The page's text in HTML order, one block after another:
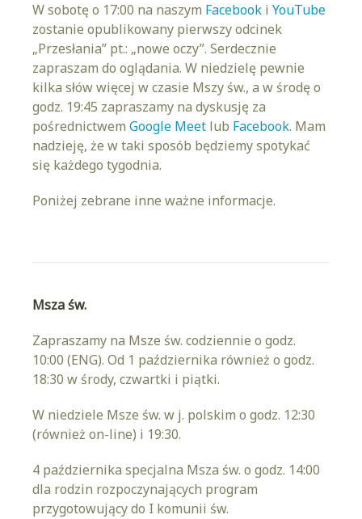
W sobotę o 17:00 na naszym Facebook i YouTube
zostanie opublikowany pierwszy odcinek
„Przesłania” pt.: „nowe oczy”. Serdecznie
zapraszam do oglądania. W niedzielę pewnie
kilka słów więcej w czasie Mszy św., a w środę o
godz. 19:45 zapraszamy na dyskusję za
pośrednictwem Google Meet lub Facebook. Mam
nadzieję, że w taki sposób będziemy spotykać
się każdego tygodnia.
Poniżej zebrane inne ważne informacje.
Msza św.
Zapraszamy na Msze św. codziennie o godz.
10:00 (ENG). Od 1 października również o godz.
18:30 w środy, czwartki i piątki.
W niedziele Msze św. w j. polskim o godz. 12:30
(również on-line) i 19:30.
4 października specjalna Msza św. o godz. 14:00
dla rodzin rozpoczynających program
przygotowujący do I komunii św.